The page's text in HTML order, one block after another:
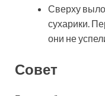
Сверху
сухарики.
они не
Совет